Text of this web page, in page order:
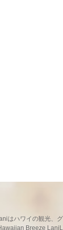
はハワイの観光、
Breeze